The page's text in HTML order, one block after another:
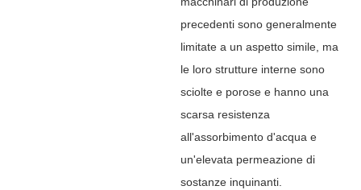
precedenti sono generalmente
limitate a un aspetto simile, ma
le loro strutture interne sono
sciolte e porose e hanno una
scarsa resistenza
all'assorbimento d'acqua e
un'elevata permeazione di
sostanze inquinanti.